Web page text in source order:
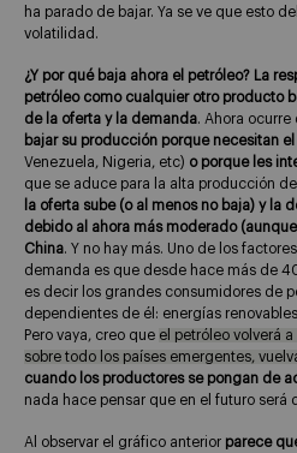
ha parado de bajar. Ya se ve que esto
volatilidad.
¿Y por qué baja ahora el petróleo? La
petróleo como cualquier otro producto
de la oferta y la demanda. Ahora ocurre
bajar su producción porque necesitan
Venezuela, Nigeria, etc) o porque les
que se aduce para la alta producción
la oferta sube (o al menos no baja) y la
debido al ahora más moderado
China. Y no hay más. Uno de los
demanda es que desde hace más de
es decir los grandes consumidores de
dependientes de él: energías
Pero vaya, creo que el petróleo volverá
sobre todo los países emergentes,
cuando los productores se pongan de
nada hace pensar que en el futuro será
Al observar el gráfico anterior parece